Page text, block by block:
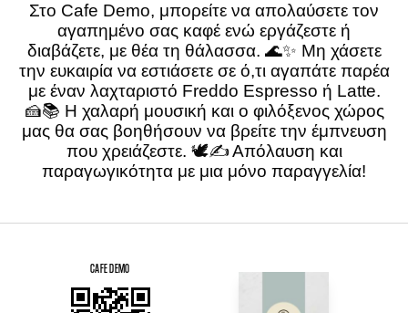
Στο Cafe Demo, μπορείτε να απολαύσετε τον
αγαπημένο σας καφέ ενώ εργάζεστε ή
διαβάζετε, με θέα τη θάλασσα. 🌊✨ Μη χάσετε
την ευκαιρία να εστιάσετε σε ό,τι αγαπάτε παρέα
με έναν λαχταριστό Freddo Espresso ή Latte.
🍰📚 Η χαλαρή μουσική και ο φιλόξενος χώρος
μας θα σας βοηθήσουν να βρείτε την έμπνευση
που χρειάζεστε. 🕊️✍️ Απόλαυση και
παραγωγικότητα με μια μόνο παραγγελία!
CAFE DEMO